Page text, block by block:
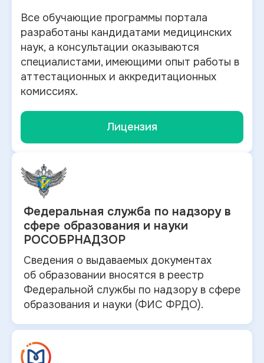
Все обучающие программы портала
разработаны кандидатами медицинских
наук, а консультации оказываются
специалистами, имеющими опыт работы в
аттестационных и аккредитационных
комиссиях.
Лицензия
Федеральная служба по надзору в
сфере образования и науки
РОСОБРНАДЗОР
Сведения о выдаваемых документах
об образовании вносятся в реестр
Федеральной службы по надзору в сфере
образования и науки (ФИС ФРДО).